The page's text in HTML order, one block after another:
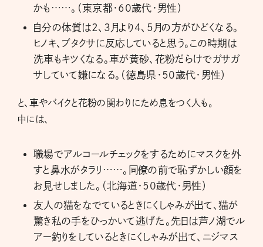
かも……。（東京都・60歳代・男性）
自分の体質は2、3月より4、5月の方がひどくなる。
ヒノキ、ブタクサに反応していると思う。この時期は
洗車もキツくなる。車が黄砂、花粉だらけでガサガ
サしていて嫌になる。（徳島県・50歳代・男性）
と、車やバイクと花粉の関わりにため息をつく人も。
中には、
職場でアルコールチェックをするためにマスクを外
すと鼻水がタラリ……。同僚の前で恥ずかしい顔を
お見せしました。（北海道・50歳代・男性）
友人の猫をなでているときにくしゃみが出て、猫が
驚き私の手をひっかいて逃げた。先日は芦ノ湖でル
アー釣りをしているときにくしゃみが出て、ニジマス